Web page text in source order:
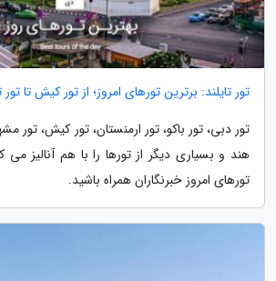
تور تایلند: برترین تورهای امروز؛ از تور کیش تا تور
تور دبی، تور باکو، تور ارمنستان، تور کیش، تور
هند و بسیاری دیگر از تورها را با هم آنالیز
تورهای امروز خبرنگاران همراه باشید.